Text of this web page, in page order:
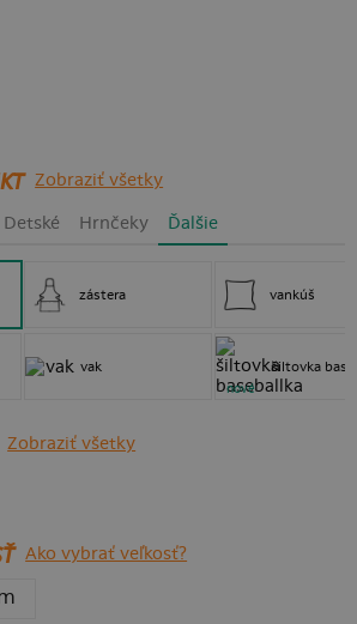
Zobraziť všetky
Detské Hrnčeky Ďalšie
zástera
vak
vankúš
šiltovka
nové
Zobraziť všetky
Ako vybrať veľkosť?